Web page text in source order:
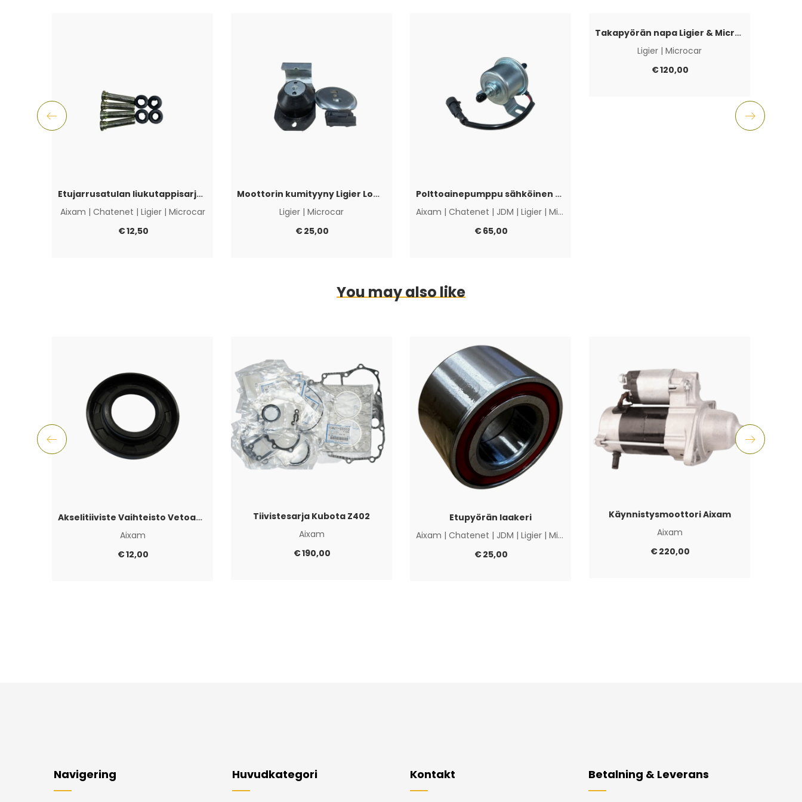
Etujarrusatulan liukutappisarja Aixam, Ligier, Microcar & Chatenet
Aixam | Chatenet | Ligier| Microcar
€12,50
Moottorin kumityyny Ligier Lombardini Progress / DCI
Ligier | Microcar
€25,00
Polttoainepumppu sähköinen Lombardini Progress / DCI / FOCS
Aixam | Chatenet | JDM | Ligier | Microcar
€65,00
Takapyörän napa Ligier & Microcar 4×100
Ligier | Microcar
€120,00
You may also like
Akselitiiviste Vaihteisto Vetoakselin puoli Aixam
Aixam
€12,00
Tiivistesarja Kubota Z402
Aixam
€190,00
Etupyörän laakeri
Aixam | Chatenet | JDM | Ligier | Microcar
€25,00
Käynnistysmoottori Aixam
Aixam
€220,00
Navigering Huvudkategori Kontakt Betalning & Leverans